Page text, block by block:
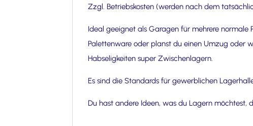
Zzgl. Betriebskosten (werden nach dem
Ideal geeignet als Garagen für mehrere normale
Palettenware oder planst du einen Umzug oder
Habseligkeiten super Zwischenlagern.
Es sind die Standards für gewerblichen
Du hast andere Ideen, was du Lagern möchtest,